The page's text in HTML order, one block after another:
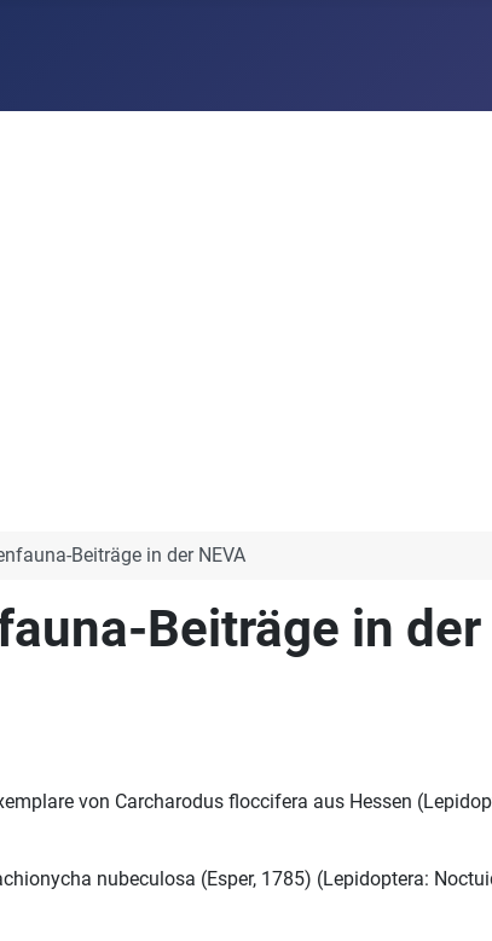
Beiträge in der NEVA
Beiträge in der
von Carcharodus floccifera aus Hessen
nubeculosa (Esper, 1785) (Lepidoptera: